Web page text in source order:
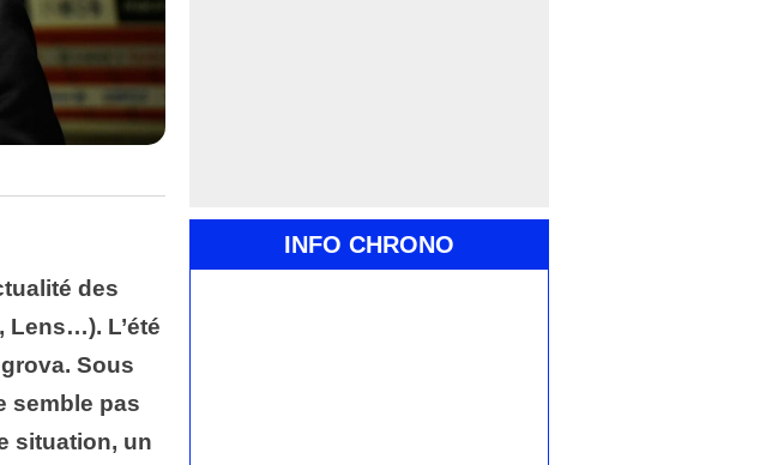
INFO CHRONO
des
Lens…). L’été
Sous
semble pas
situation, un